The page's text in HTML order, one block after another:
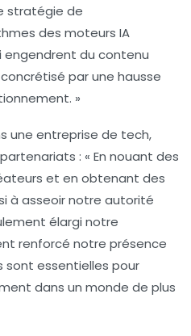
stratégie de
des moteurs IA
engendrent du contenu
par une hausse
»
une entreprise de tech,
: « En nouant des
et en obtenant des
à asseoir notre autorité
élargi notre
renforcé notre présence
sont essentielles pour
dans un monde de plus